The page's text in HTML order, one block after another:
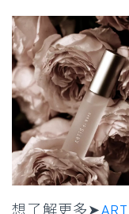
想了解更多➤